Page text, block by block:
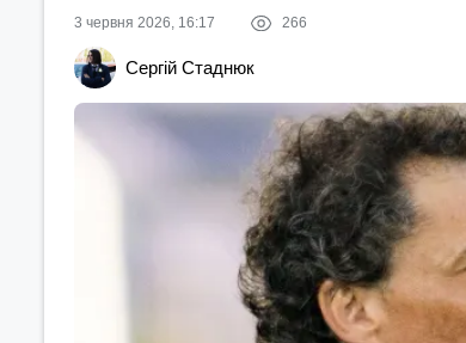
3 червня 2026, 16:17 266
Сергій Стаднюк